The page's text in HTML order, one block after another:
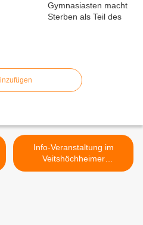
Info-Veranstaltung im
Veitshöchheimer
NaturFreundehaus am 25.